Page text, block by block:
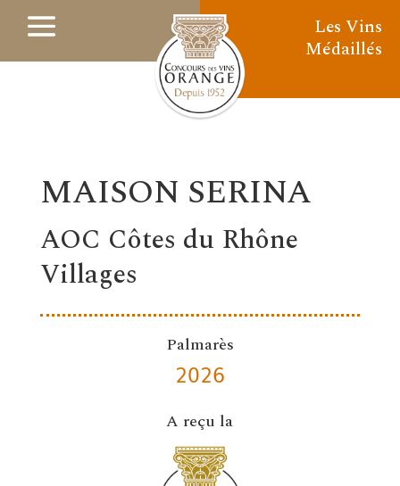
Les Vins
Médaillés
MAISON SERINA
AOC Côtes du Rhône
Villages
Palmarès
2026
A reçu la